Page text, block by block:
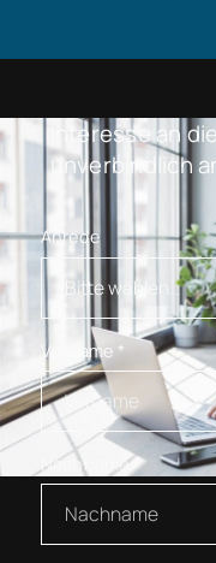
Interesse an
unverbindlich
Anrede
Vorname *
Nachname*